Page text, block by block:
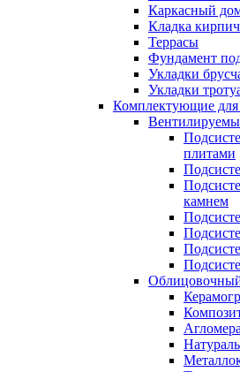
Каркасный
Кладка
Террасы
Фундамент
Укладки
Укладки
Комплектующие для
плитами
камнем